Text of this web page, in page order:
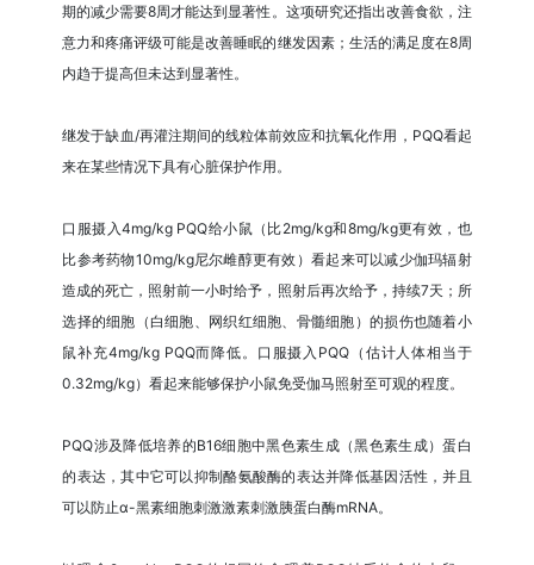
期的减少需要8周才能达到显著性。这项研究还指出改善食欲，注
意力和疼痛评级可能是改善睡眠的继发因素；生活的满足度在8周
内趋于提高但未达到显著性。
继发于缺血/再灌注期间的线粒体前效应和抗氧化作用，PQQ看起
来在某些情况下具有心脏保护作用。
口服摄入4mg/kg PQQ给小鼠（比2mg/kg和8mg/kg更有效，也
比参考药物10mg/kg尼尔雌醇更有效）看起来可以减少伽玛辐射
造成的死亡，照射前一小时给予，照射后再次给予，持续7天；所
选择的细胞（白细胞、网织红细胞、骨髓细胞）的损伤也随着小
鼠补充4mg/kg PQQ而降低。口服摄入PQQ（估计人体相当于
0.32mg/kg）看起来能够保护小鼠免受伽马照射至可观的程度。
PQQ涉及降低培养的B16细胞中黑色素生成（黑色素生成）蛋白
的表达，其中它可以抑制酪氨酸酶的表达并降低基因活性，并且
可以防止α-黑素细胞刺激激素刺激胰蛋白酶mRNA。